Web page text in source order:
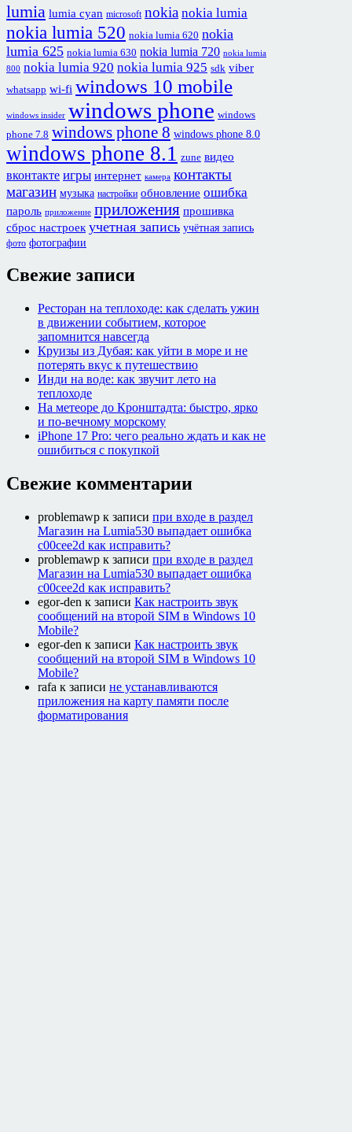
lumia lumia cyan microsoft nokia nokia lumia
nokia lumia 520 nokia lumia 620 nokia
lumia 625 nokia lumia 630 nokia lumia 720 nokia lumia
800 nokia lumia 920 nokia lumia 925 sdk viber
whatsapp wi-fi windows 10 mobile
windows insider windows phone windows
phone 7.8 windows phone 8 windows phone 8.0
windows phone 8.1 zune видео
вконтакте игры интернет камера контакты
магазин музыка настройки обновление ошибка
пароль приложение приложения прошивка
сброс настроек учетная запись учётная запись
фото фотографии
Свежие записи
Ресторан на теплоходе: как сделать ужин
в движении событием, которое
запомнится навсегда
Круизы из Дубая: как уйти в море и не
потерять вкус к путешествию
Инди на воде: как звучит лето на
теплоходе
На метеоре до Кронштадта: быстро, ярко
и по-вечному морскому
iPhone 17 Pro: чего реально ждать и как не
ошибиться с покупкой
Свежие комментарии
problemawp к записи при входе в раздел
Магазин на Lumia530 выпадает ошибка
c00cee2d как исправить?
problemawp к записи при входе в раздел
Магазин на Lumia530 выпадает ошибка
c00cee2d как исправить?
egor-den к записи Как настроить звук
сообщений на второй SIM в Windows 10
Mobile?
egor-den к записи Как настроить звук
сообщений на второй SIM в Windows 10
Mobile?
rafa к записи не устанавливаются
приложения на карту памяти после
форматирования